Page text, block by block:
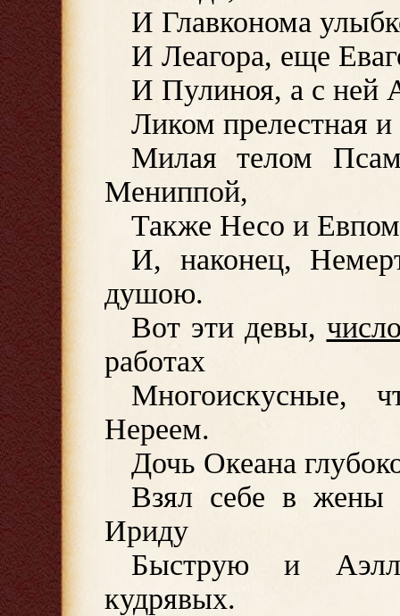
И Главконома
И Леагора, еще
И Пулиноя, а с ней
Ликом прелестная
Милая телом
Мениппой,
Также Несо и
И, наконец,
душою.
Вот эти девы,
работах
Многоискусные,
Нереем.
Дочь Океана
Взял себе в жены
Ириду
Быструю и
кудрявых.